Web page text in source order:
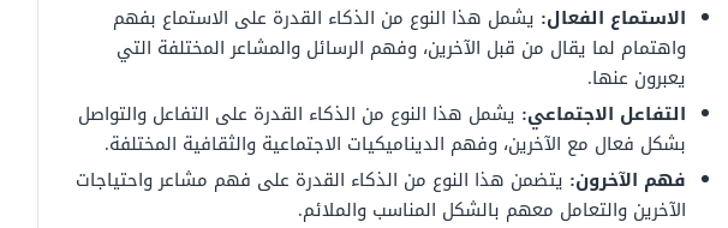
الاستماع الفعال: يشمل هذا النوع من الذكاء القدرة على الاستماع بفهم
واهتمام لما يقال من قبل الآخرين، وفهم الرسائل والمشاعر المختلفة التي
يعبرون عنها.
التفاعل الاجتماعي: يشمل هذا النوع من الذكاء القدرة على التفاعل والتواصل
بشكل فعال مع الآخرين، وفهم الديناميكيات الاجتماعية والثقافية المختلفة.
فهم الآخرون: يتضمن هذا النوع من الذكاء القدرة على فهم مشاعر واحتياجات
الآخرين والتعامل معهم بالشكل المناسب والملائم.